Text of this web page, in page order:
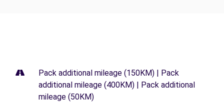
Pack additional mileage (150KM) | Pack
additional mileage (400KM) | Pack additional
mileage (50KM)